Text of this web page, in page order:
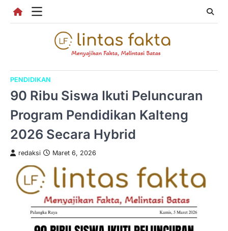
PENDIDIKAN
90 Ribu Siswa Ikuti Peluncuran
Program Pendidikan Kalteng
2026 Secara Hybrid
redaksi Maret 6, 2026